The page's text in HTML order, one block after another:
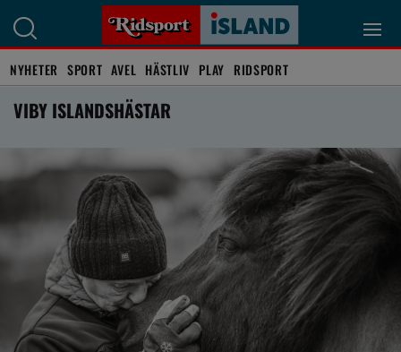
NYHETER SPORT AVEL HÄSTLIV PLAY RIDSPORT
VIBY ISLANDSHÄSTAR